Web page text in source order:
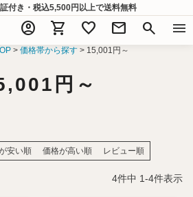
付き・税込5,500円以上で送料無料
account_circle shopping_cart favorite mail search menu
価格帯から探す 15,001円～
円～
安い順 価格が高い順 レビュー順
4件中 1-4件表示